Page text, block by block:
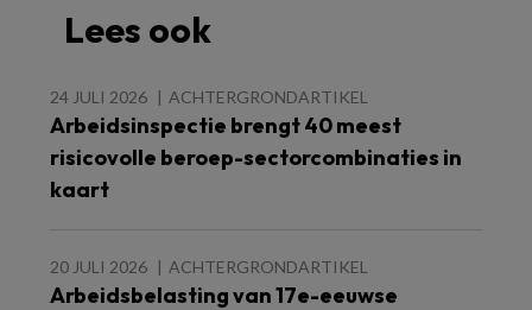
Lees ook
24 JULI 2026 ACHTERGRONDARTIKEL
Arbeidsinspectie brengt 40 meest
risicovolle beroep-sectorcombinaties in
kaart
20 JULI 2026 ACHTERGRONDARTIKEL
Arbeidsbelasting van 17e-eeuwse